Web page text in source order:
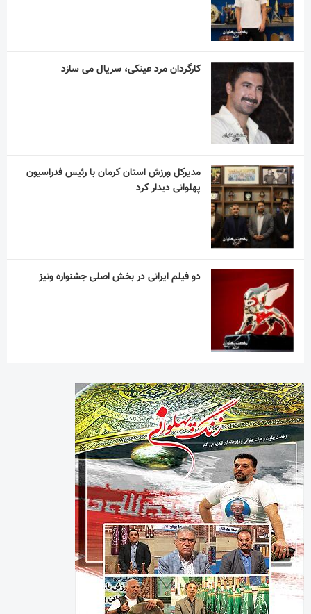
کارگردان مرد عینکی، سریال می سازد
مدیرکل ورزش استان کرمان با رئیس فدراسیون
پهلوانی دیدار کرد
دو فیلم ایرانی در بخش اصلی جشنواره ونیز